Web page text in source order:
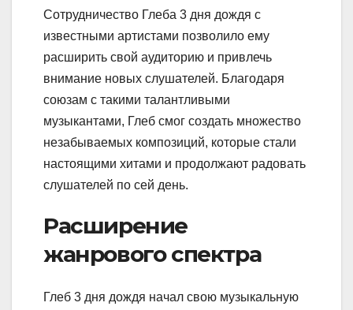
Сотрудничество Глеба 3 дня дождя с
известными артистами позволило ему
расширить свой аудиторию и привлечь
внимание новых слушателей. Благодаря
союзам с такими талантливыми
музыкантами, Глеб смог создать множество
незабываемых композиций, которые стали
настоящими хитами и продолжают радовать
слушателей по сей день.
Расширение
жанрового спектра
Глеб 3 дня дождя начал свою музыкальную